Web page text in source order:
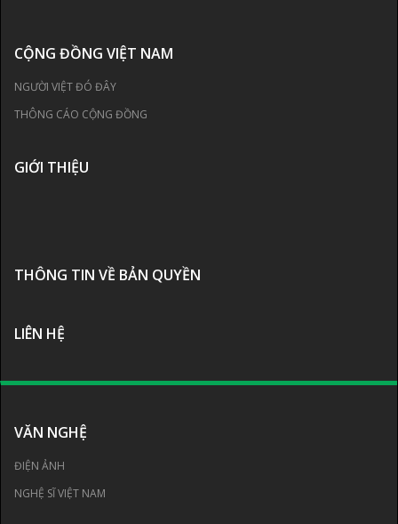
CỘNG ĐỒNG VIỆT NAM
NGƯỜI VIỆT ĐÓ ĐÂY
THÔNG CÁO CỘNG ĐỒNG
GIỚI THIỆU
THÔNG TIN VỀ BẢN QUYỀN
LIÊN HỆ
VĂN NGHỆ
ĐIỆN ẢNH
NGHỆ SĨ VIỆT NAM